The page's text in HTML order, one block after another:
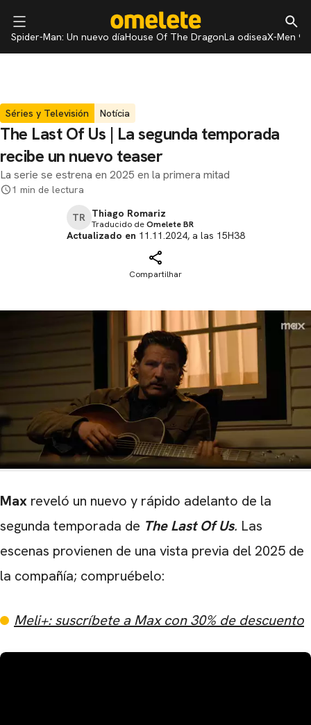
Spider-Man: Un nuevo díaHouse Of The DragonLa odiseaX-Men 97
Séries y Televisión Notícia
The Last Of Us | La segunda temporada
recibe un nuevo teaser
La serie se estrena en 2025 en la primera mitad
1 min de lectura
TR Thiago Romariz
Traducido deOmelete BR
Actualizado en 11.11.2024, a las 15H38
Compartilhar
Max reveló un nuevo y rápido adelanto de la
segunda temporada de The Last Of Us. Las
escenas provienen de una vista previa del 2025 de
la compañía; compruébelo:
Meli+: suscríbete a Max con 30% de descuento